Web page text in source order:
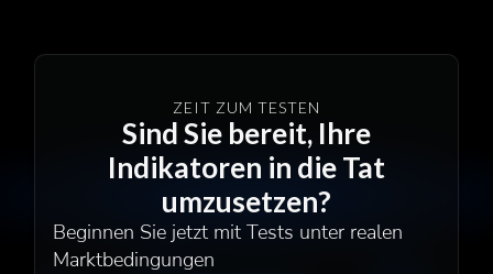
ZEIT ZUM TESTEN
Sind Sie bereit, Ihre
Indikatoren in die Tat
umzusetzen?
Beginnen Sie jetzt mit Tests unter realen
Marktbedingungen